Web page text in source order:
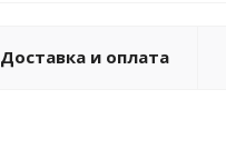
Доставка и оплата